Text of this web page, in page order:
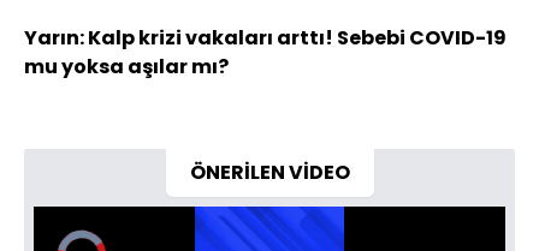
Yarın: Kalp krizi vakaları arttı! Sebebi COVID-19
mu yoksa aşılar mı?
ÖNERİLEN VİDEO